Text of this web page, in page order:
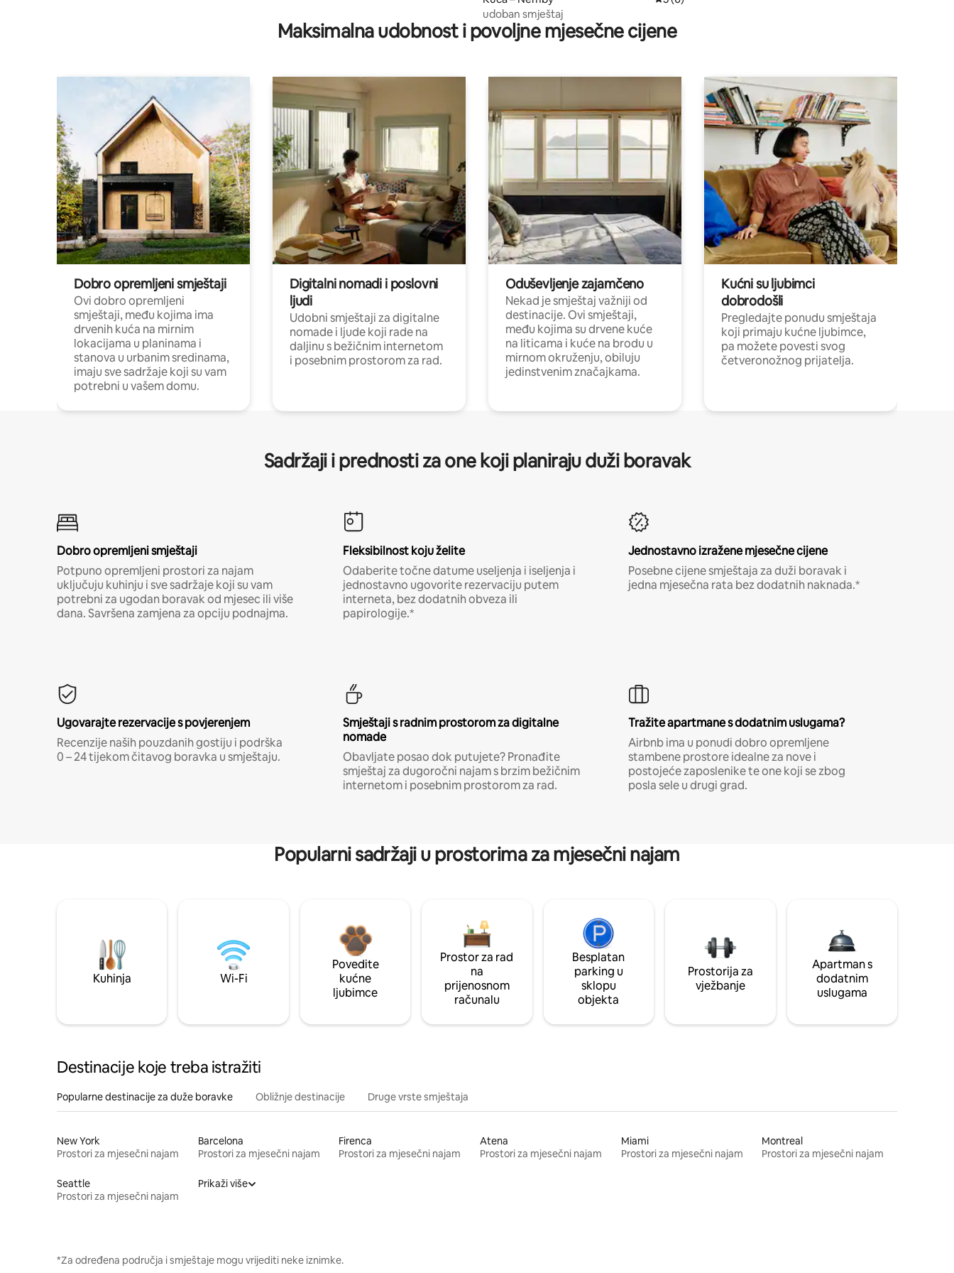
udoban smještaj
Maksimalna udobnost i povoljne mjesečne cijene
Dobro opremljeni smještaji
Ovi dobro opremljeni
smještaji, među kojima ima
drvenih kuća na mirnim
lokacijama u planinama i
stanova u urbanim sredinama,
imaju sve sadržaje koji su vam
potrebni u vašem domu.
Digitalni nomadi i poslovni
ljudi
Udobni smještaji za digitalne
nomade i ljude koji rade na
daljinu s bežičnim internetom
i posebnim prostorom za rad.
Oduševljenje zajamčeno
Nekad je smještaj važniji od
destinacije. Ovi smještaji,
među kojima su drvene kuće
na liticama i kuće na brodu u
mirnom okruženju, obiluju
jedinstvenim značajkama.
Kućni su ljubimci
dobrodošli
Pregledajte ponudu smještaja
koji primaju kućne ljubimce,
pa možete povesti svog
četveronožnog prijatelja.
Sadržaji i prednosti za one koji planiraju duži boravak
Dobro opremljeni smještaji
Potpuno opremljeni prostori za najam
uključuju kuhinju i sve sadržaje koji su vam
potrebni za ugodan boravak od mjesec ili više
dana. Savršena zamjena za opciju podnajma.
Fleksibilnost koju želite
Odaberite točne datume useljenja i iseljenja i
jednostavno ugovorite rezervaciju putem
interneta, bez dodatnih obveza ili
papirologije.*
Jednostavno izražene mjesečne cijene
Posebne cijene smještaja za duži boravak i
jedna mjesečna rata bez dodatnih naknada.*
Ugovarajte rezervacije s povjerenjem
Recenzije naših pouzdanih gostiju i podrška
0 – 24 tijekom čitavog boravka u smještaju.
Smještaji s radnim prostorom za digitalne
nomade
Obavljate posao dok putujete? Pronađite
smještaj za dugoročni najam s brzim bežičnim
internetom i posebnim prostorom za rad.
Tražite apartmane s dodatnim uslugama?
Airbnb ima u ponudi dobro opremljene
stambene prostore idealne za nove i
postojeće zaposlenike te one koji se zbog
posla sele u drugi grad.
Popularni sadržaji u prostorima za mjesečni najam
Kuhinja Wi-Fi
Povedite
kućne
ljubimce
Prostor za rad
na
prijenosnom
računalu
Besplatan
parking u
sklopu
objekta
Prostorija za
vježbanje
Apartman s
dodatnim
uslugama
Destinacije koje treba istražiti
Popularne destinacije za duže boravke Obližnje destinacije Druge vrste smještaja
New York
Prostori za mjesečni najam
Barcelona
Prostori za mjesečni najam
Firenca
Prostori za mjesečni najam
Atena
Prostori za mjesečni najam
Miami
Prostori za mjesečni najam
Montreal
Prostori za mjesečni najam
Seattle
Prostori za mjesečni najam
Prikaži više
*Za određena područja i smještaje mogu vrijediti neke iznimke.